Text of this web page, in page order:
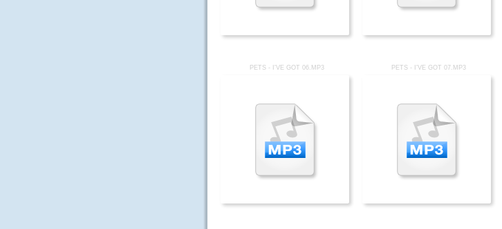
PETS - I'VE GOT 06.MP3 PETS - I'VE GOT 07.MP3